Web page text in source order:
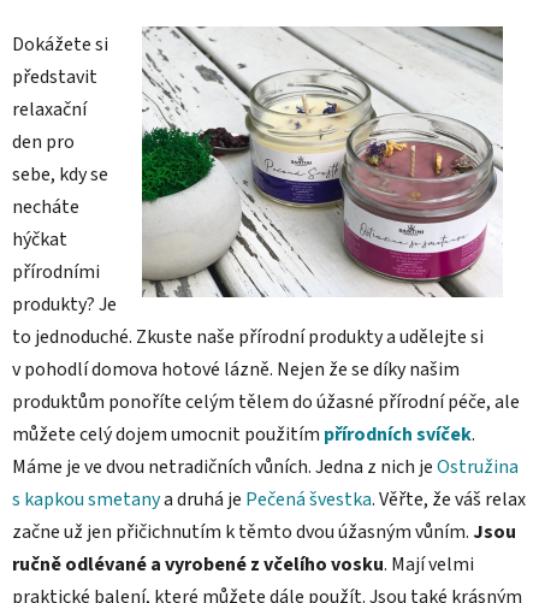
Dokážete si
představit
relaxační
den pro
sebe, kdy se
necháte
hýčkat
přírodními
produkty? Je
to jednoduché. Zkuste naše přírodní produkty a udělejte si
v pohodlí domova hotové lázně. Nejen že se díky našim
produktům ponoříte celým tělem do úžasné přírodní péče, ale
můžete celý dojem umocnit použitím přírodních svíček.
Máme je ve dvou netradičních vůních. Jedna z nich jeOstružina
s kapkou smetanya druhá je Pečená švestka. Věřte, že váš relax
začne už jen přičichnutím k těmto dvou úžasným vůním. Jsou
ručně odlévané avyrobené z včelího vosku. Mají velmi
praktické balení, které můžete dále použít. Jsou také krásným